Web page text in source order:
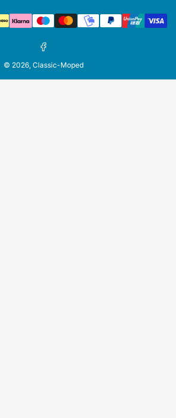
Zahlungsmethoden
Facebook
© 2026, Classic-Moped